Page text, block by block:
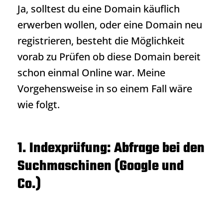
Ja, solltest du eine Domain käuflich
erwerben wollen, oder eine Domain neu
registrieren, besteht die Möglichkeit
vorab zu Prüfen ob diese Domain bereit
schon einmal Online war. Meine
Vorgehensweise in so einem Fall wäre
wie folgt.
1. Indexprüfung: Abfrage bei den
Suchmaschinen (Google und
Co.)